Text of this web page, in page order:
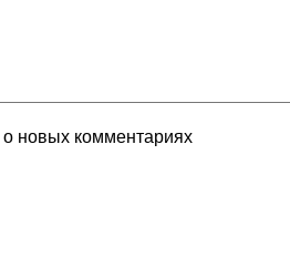
новых комментариях